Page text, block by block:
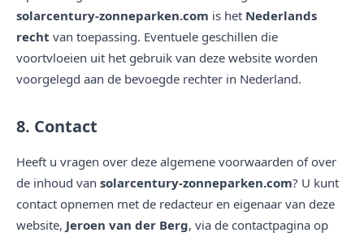
solarcentury-zonneparken.com is het Nederlands
recht van toepassing. Eventuele geschillen die
voortvloeien uit het gebruik van deze website worden
voorgelegd aan de bevoegde rechter in Nederland.
8. Contact
Heeft u vragen over deze algemene voorwaarden of over
de inhoud van solarcentury-zonneparken.com? U kunt
contact opnemen met de redacteur en eigenaar van deze
website, Jeroen van der Berg, via de contactpagina op